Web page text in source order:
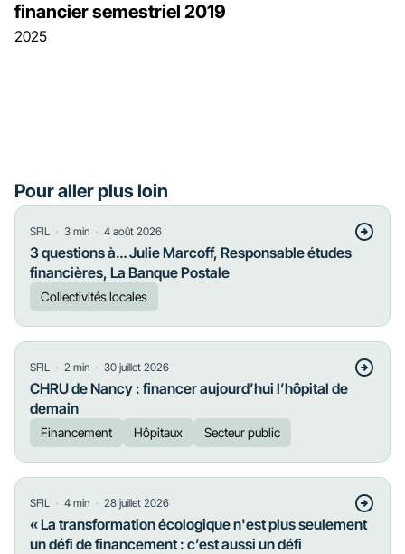
2025
financier semestriel 2019
Pour aller plus loin
SFIL ・ 3 min ・ 4 août 2026
3 questions à… Julie Marcoff, Responsable études
financières, La Banque Postale
Collectivités locales
SFIL ・ 2 min ・ 30 juillet 2026
CHRU de Nancy : financer aujourd’hui l’hôpital de
demain
Financement Hôpitaux Secteur public
SFIL ・ 4 min ・ 28 juillet 2026
« La transformation écologique n'est plus seulement
un défi de financement : c’est aussi un défi